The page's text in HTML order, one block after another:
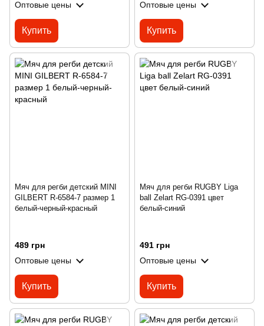
Оптовые цены
Купить
Оптовые цены
Купить
Мяч для регби детский MINI
GILBERT R-6584-7 размер 1
белый-черный-красный
489 грн
Оптовые цены
Купить
Мяч для регби RUGBY Liga
ball Zelart RG-0391 цвет
белый-синий
491 грн
Оптовые цены
Купить